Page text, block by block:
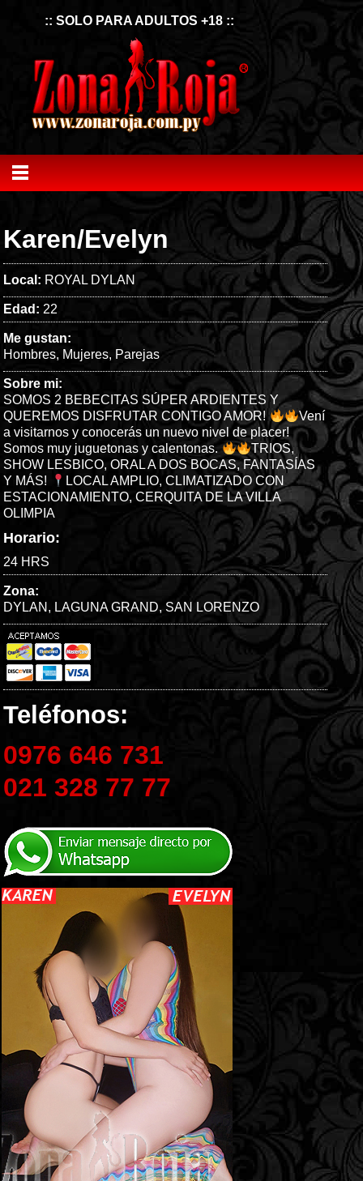
:: SOLO PARA ADULTOS +18 ::
Karen/Evelyn
Local: ROYAL DYLAN
Edad: 22
Me gustan:
Hombres, Mujeres, Parejas
Sobre mi:
SOMOS 2 BEBECITAS SÚPER ARDIENTES Y
QUEREMOS DISFRUTAR CONTIGO AMOR!
Vení
a visitarnos y conocerás un nuevo nivel de placer!
Somos muy juguetonas y calentonas.
TRIOS,
SHOW LESBICO, ORAL A DOS BOCAS, FANTASÍAS
Y MÁS!
LOCAL AMPLIO, CLIMATIZADO CON
ESTACIONAMIENTO, CERQUITA DE LA VILLA
OLIMPIA
Horario:
24 HRS
Zona:
DYLAN , LAGUNA GRAND,SAN LORENZO
Teléfonos:
0976 646 731
021 328 77 77